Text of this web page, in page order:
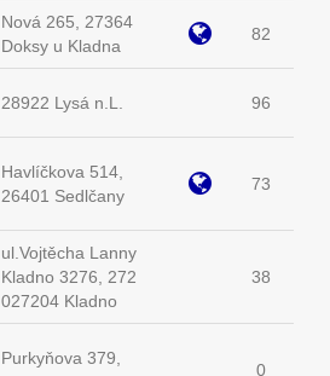
Nová 265, 27364
Doksy u Kladna
82
28922 Lysá n.L. 96
Havlíčkova 514,
26401 Sedlčany
73
ul.Vojtěcha Lanny
Kladno 3276, 272
027204 Kladno
38
Purkyňova 379,
0